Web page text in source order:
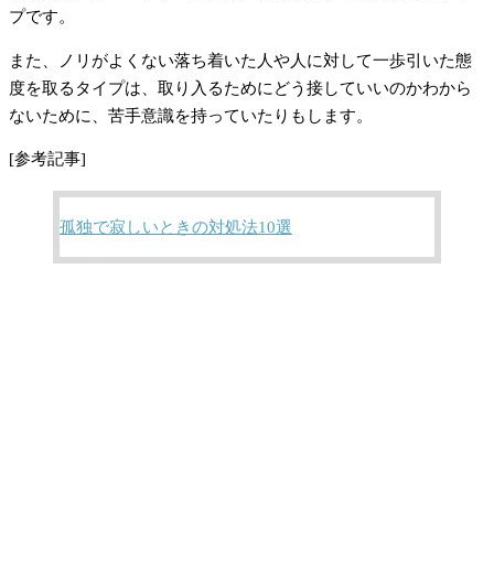
プです。
また、ノリがよくない落ち着いた人や人に対して一歩引いた態
度を取るタイプは、取り入るためにどう接していいのかわから
ないために、苦手意識を持っていたりもします。
[参考記事]
孤独で寂しいときの対処法10選